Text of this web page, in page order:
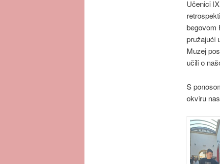
Učenici
begovom
pružajući
Muzej
učili o
S
okviru